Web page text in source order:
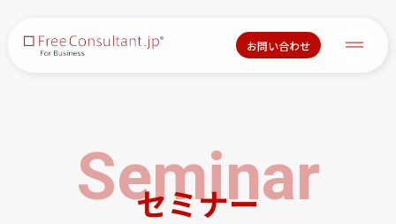
お問い合わせ
セミナー
Seminar